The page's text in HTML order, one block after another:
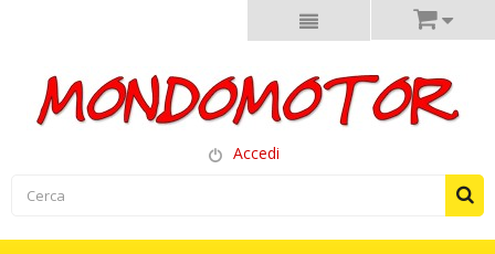
Accedi